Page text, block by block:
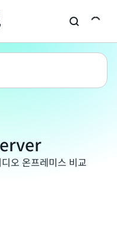
오 온프레미스 비교